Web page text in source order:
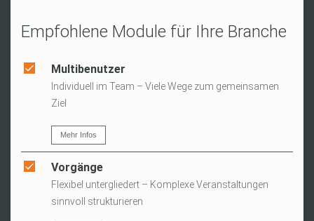
Empfohlene Module für Ihre Branche
Multibenutzer
Individuell im Team – Viele Wege zum gemeinsamen
Ziel
Mehr Infos
Vorgänge
Flexibel untergliedert – Komplexe Veranstaltungen
sinnvoll strukturieren